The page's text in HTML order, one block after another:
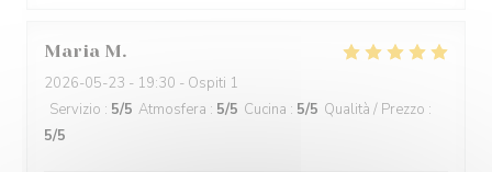
Maria M
2026-05-23 - 19:30 - Ospiti 1
Servizio : 5/5 Atmosfera : 5/5 Cucina : 5/5 Qualità / Prezzo :
5/5